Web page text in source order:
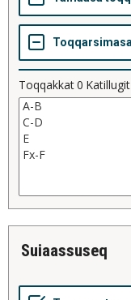
Toqqakkat0 Katillugit
suiaassuseq